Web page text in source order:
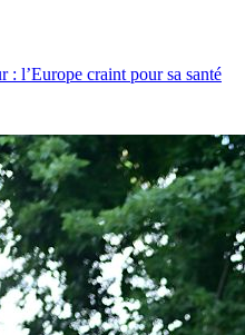
: l’Europe craint pour sa santé